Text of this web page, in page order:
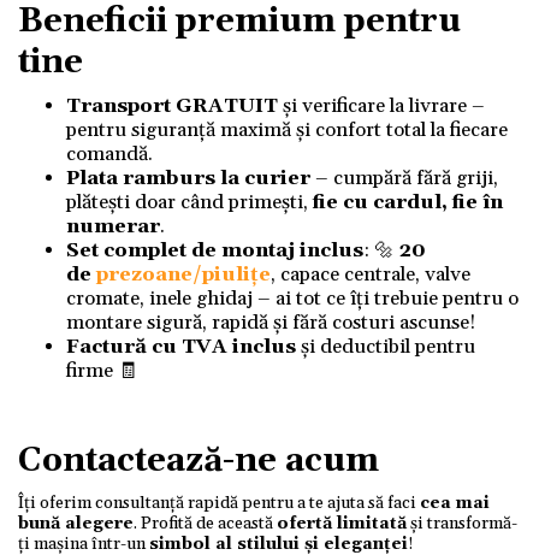
Beneficii premium pentru
tine
Transport GRATUITși verificare la livrare –
pentru siguranță maximă și confort total la fiecare
comandă.
Plata ramburs la curier– cumpără fără griji,
plătești doar când primești,fie cu cardul, fie în
numerar.
Set complet de montaj inclus: 🔩 20
deprezoane/piulițe, capace centrale, valve
cromate, inele ghidaj – ai tot ce îți trebuie pentru o
montare sigură, rapidă și fără costuri ascunse!
Factură cu TVA inclusși deductibil pentru
firme 🧾
Contactează-ne acum
Îți oferim consultanță rapidă pentru a te ajuta să faci cea mai
bună alegere. Profită de această ofertă limitatăși transformă-
ți mașina într-unsimbol al stilului și eleganței!